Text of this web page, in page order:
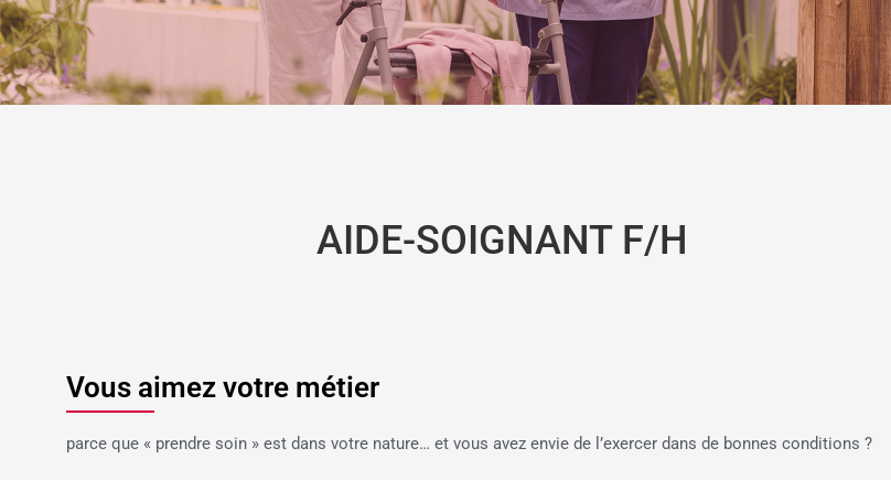
AIDE-SOIGNANT F/H
Vous aimez votre métier
parce que « prendre soin » est dans votre nature… et vous avez envie de l’exercer dans de bonnes conditions ?